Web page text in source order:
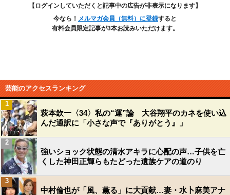
【ログインしていただくと記事中の広告が非表示になります】
今なら！ メルマガ会員（無料）に登録すると
有料会員限定記事が3本お読みいただけます。
芸能のアクセスランキング
萩本欽一〈34〉私の“運”論 大谷翔平のカネを使い込
んだ通訳に「小さな声で『ありがとう』」
1
強いショック状態の清水アキラに心配の声…子供を亡
くした神田正輝らもたどった遺族ケアの道のり
2
中村倫也が「風、薫る」に大貢献…妻・水卜麻美アナ
3